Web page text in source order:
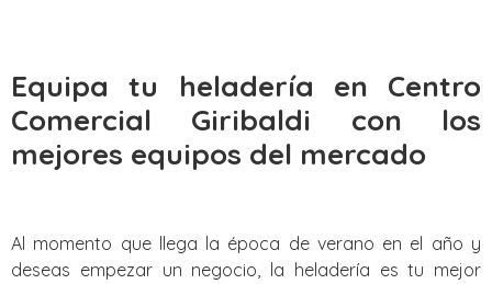
Equipa tu heladería en Centro
Comercial Giribaldi con los
mejores equipos del mercado
Al momento que llega la época de verano en el año y
deseas empezar un negocio, la heladería es tu mejor